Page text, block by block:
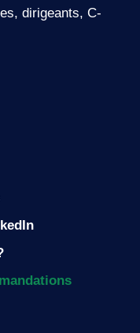
dirigeants, C-